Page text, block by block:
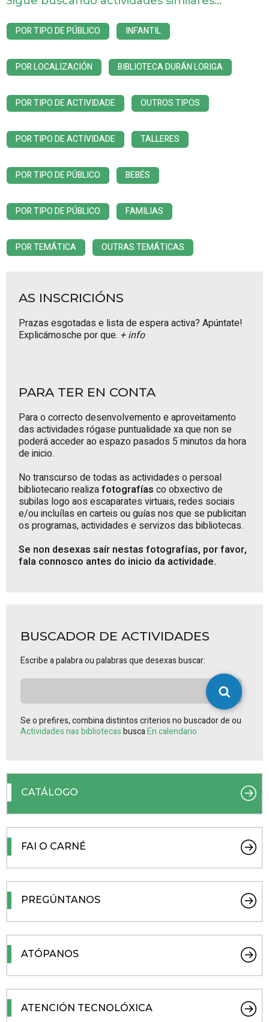
POR TIPO DE PÚBLICO INFANTIL
POR LOCALIZACIÓN BIBLIOTECA DURÁN LORIGA
POR TIPO DE ACTIVIDADE OUTROS TIPOS
POR TIPO DE ACTIVIDADE TALLERES
POR TIPO DE PÚBLICO BEBÉS
POR TIPO DE PÚBLICO FAMILIAS
POR TEMÁTICA OUTRAS TEMÁTICAS
AS INSCRICIÓNS
Prazas esgotadas e lista de espera activa? Apúntate!
Explicámosche por que. + info
PARA TER EN CONTA
Para o correcto desenvolvemento e aproveitamento
das actividades rógase puntualidade xa que non se
poderá acceder ao espazo pasados 5 minutos da hora
de inicio.
No transcurso de todas as actividades o persoal
bibliotecario realizafotografías co obxectivo de
subilas logo aos escaparates virtuais, redes sociais
e/ou incluílas en carteis ou guías nos que se publicitan
os programas, actividades e servizos das bibliotecas.
Se non desexas saír nestas fotografías, por favor,
fala connosco antes do inicio da actividade.
BUSCADOR DE ACTIVIDADES
Escribe a palabra ou palabras que desexas buscar:
Se o prefires, combina distintos criterios no buscador de ou
Actividades nas bibliotecasbuscaEn calendario
CATÁLOGO
FAI O CARNÉ
PREGÚNTANOS
ATÓPANOS
ATENCIÓN TECNOLÓXICA